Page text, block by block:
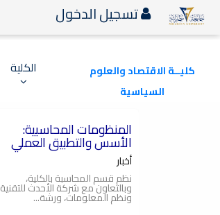
تسجيل الدخول
الكلية
كليــة الاقتصاد والعلوم
السياسية
المنظومات المحاسبية:
الأسس والتطبيق العملي
أخبار
نظم قسم المحاسبة بالكلية،
وبالتعاون مع شركة الأحدث للتقنية
ونظم المعلومات، ورشة...